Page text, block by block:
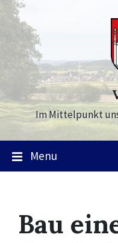
Skip
to
content
Skip
to
main
navigation
Skip
to
footer
Im Mittelpunkt
Menu
Bau